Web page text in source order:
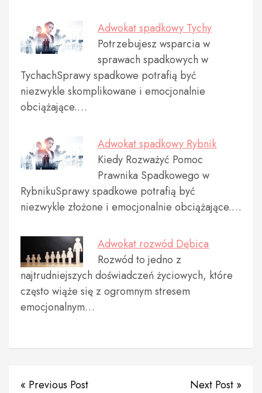
Adwokat spadkowy Tychy
Potrzebujesz wsparcia w
sprawach spadkowych w
TychachSprawy spadkowe potrafią być
niezwykle skomplikowane i emocjonalnie
obciążające.…
Adwokat spadkowy Rybnik
Kiedy Rozważyć Pomoc
Prawnika Spadkowego w
RybnikuSprawy spadkowe potrafią być
niezwykle złożone i emocjonalnie obciążające.…
Adwokat rozwód Dębica
Rozwód to jedno z
najtrudniejszych doświadczeń życiowych, które
często wiąże się z ogromnym stresem
emocjonalnym…
« Previous Post Next Post »